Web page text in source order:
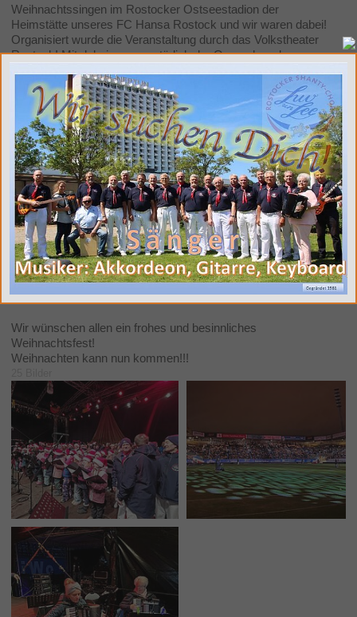
Weihnachtssingen im Rostocker Ostseestadion der
Heimstätte unseres FC Hansa Rostock und wir waren dabei!
Organisiert wurde die Veranstaltung durch das Volkstheater
Rostock! Mit dabei waren natürlich der Opernchor, der
Volkstheaters, der Sportlerchor unter anderem mit der
Mannschaft der Fußballfrauen des FC Hansa sowie Vertretern
der Profimannschaft und als Kontrast wir der Shantychor Luv
un Lee mit weihnachtlich maritimen Klängen! Moderiert wurde
das Weihnachtssingen durch den Radiomoderator des NDR
Stefan Kuna ! Natürlich war auch der Rostocker
Weihnachtsmann und seine Märchentante mit dabei, die in
diesem Jahr auch ihr Jubiläum feiern konnten! Denn die
beiden begleiten den Rostocker Weihnachtsmarkt nun schon
seit 40 Jahren! Höhepunkt war natürlich das gemeinsame
Abschlußsingen aller Beteiligten mit den über 12000
Besuchern zu Klängen des bekannten „Stille Nacht - Heilige
Nacht“ und „0h du Fröhliche“ ! Toll war dieses Lichtermeer
welches das Ostseestadion erstrahlte! Hier nun die Eindrücke
des Abends und nächstes Jahr auf ein neues!
Wir wünschen allen ein frohes und besinnliches
Weihnachtsfest!
Weihnachten kann nun kommen!!!